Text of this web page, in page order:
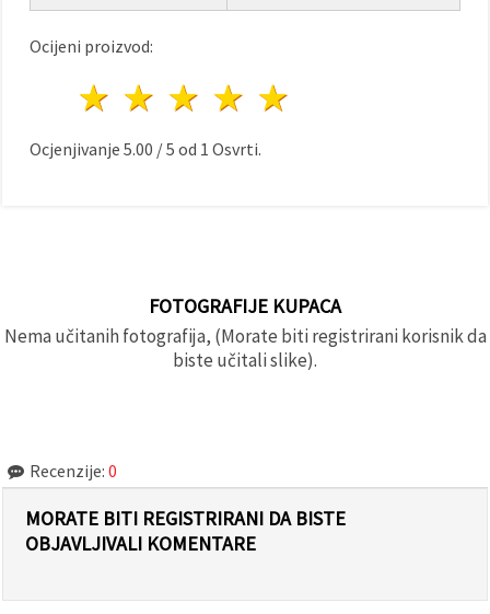
Ocijeni proizvod:
4 zvijezde
3 zvijezde
2 zvijezde
1 zvijezda
Ocjenjivanje 5.00 /5 od 1 Osvrti.
FOTOGRAFIJE KUPACA
Nema učitanih fotografija, (Morate biti registrirani korisnik da
biste učitali slike).
Recenzije: 0
MORATE BITI REGISTRIRANI DA BISTE
OBJAVLJIVALI KOMENTARE